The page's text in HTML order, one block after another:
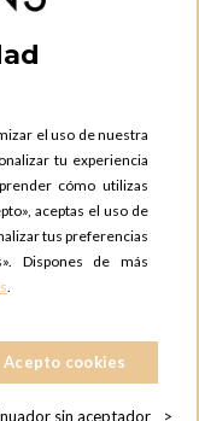
el uso de nuestra
tu experiencia
cómo utilizas
aceptas el uso de
tus preferencias
Dispones de más
.
Acepto cookies
sin aceptador >